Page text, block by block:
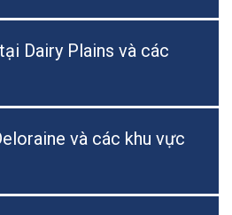
Dairy Plains và các
và các khu vực